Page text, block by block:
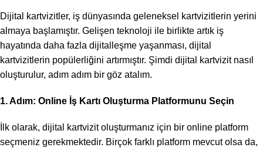
Dijital kartvizitler, iş dünyasında geleneksel kartvizitlerin yerini
almaya başlamıştır. Gelişen teknoloji ile birlikte artık iş
hayatında daha fazla dijitalleşme yaşanması, dijital
kartvizitlerin popülerliğini artırmıştır. Şimdi dijital kartvizit nasıl
oluşturulur, adım adım bir göz atalım.
1. Adım: Online İş Kartı Oluşturma Platformunu Seçin
İlk olarak, dijital kartvizit oluşturmanız için bir online platform
seçmeniz gerekmektedir. Birçok farklı platform mevcut olsa da,